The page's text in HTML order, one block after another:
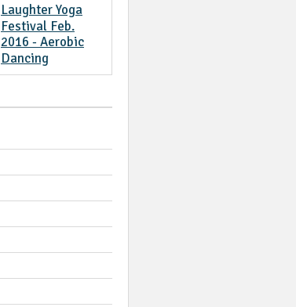
Laughter Yoga
Festival Feb.
2016 - Aerobic
Dancing